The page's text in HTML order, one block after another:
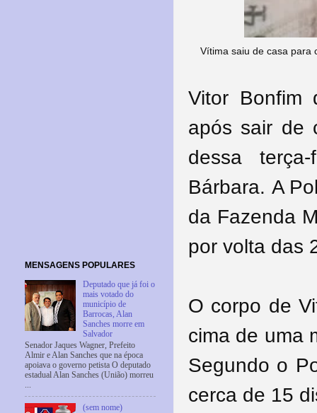
Vítima saiu de casa para
Vitor
após sair de
dessa
Bárbara. A
da Fazenda
por volta das
O corpo de
cima de uma
Segundo o
cerca de 15
MENSAGENS POPULARES
Deputado que já foi o
mais votado do
município de
Barrocas, Alan
Sanches morre em
Salvador
Senador Jaques Wagner, Prefeito
Almir e Alan Sanches que na época
apoiava o governo petista O deputado
estadual Alan Sanches (União) morreu
...
(sem nome)